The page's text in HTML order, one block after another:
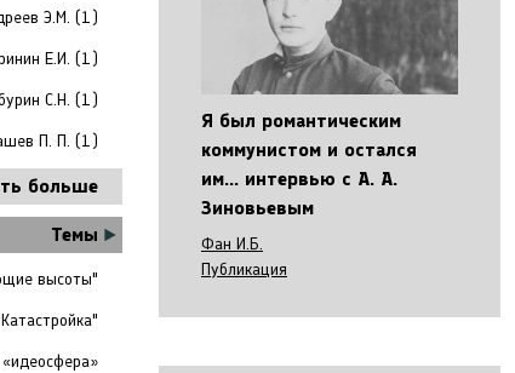
Э.М. (1)
Е.И. (1)
С.Н. (1)
П. П. (1)
больше
Темы
высоты"
«идеосфера»
Я был романтическим
коммунистом и остался
им... интервью с А. А.
Зиновьевым
Фан И.Б.
Публикация